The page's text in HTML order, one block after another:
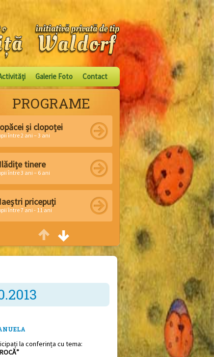
Galerie Foto Contact
PROGRAME
și clopoței
între 2 ani – 3 ani
tinere
între 3 ani – 6 ani
pricepuți
între 7 ani - 11 ani
Casa veseliei
cu ocazia zilei de naștere
părinți
la conferința cu tema: